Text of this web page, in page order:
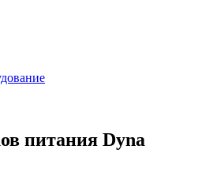
питания Dyna